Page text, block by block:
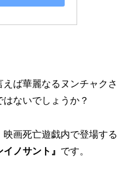
ば華麗なるヌンチャクさ
ないでしょうか？
画死亡遊戯内で登場する
イノサント』 です。